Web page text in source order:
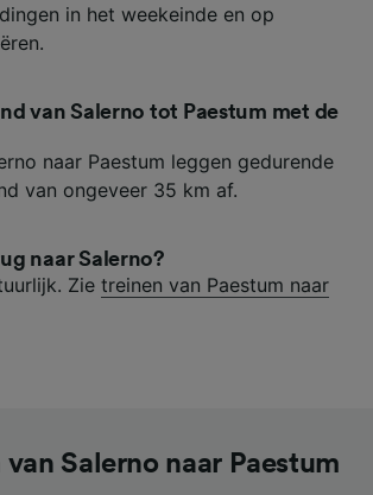
in het weekeinde en op
van Salerno tot Paestum met de
naar Paestum leggen gedurende
van ongeveer 35 km af.
naar Salerno?
Zie treinen van Paestum naar
Salerno naar Paestum